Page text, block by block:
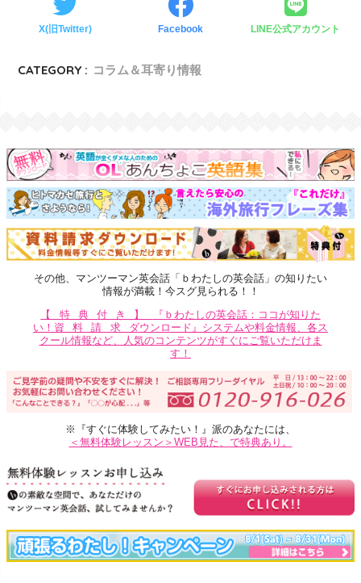
X(旧Twitter) Facebook LINE公式アカウント
CATEGORY : コラム＆耳寄り情報
その他、マンツーマン英会話「ｂわたしの英会話」の知りたい
情報が満載！今スグ見られる！！
【特典付き】
『ｂわたしの英会話：ココが知りた
い！ 資料請求 ダウンロード』システムや料金情報、各ス
クール情報など、人気のコンテンツがすぐにご覧いただけま
す！
※『すぐに体験してみたい！』派のあなたには、
＜無料体験レッスン＞WEB見た、で特典あり。